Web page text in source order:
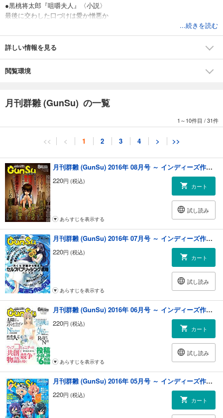
●黒桃将太郎『咀嚼夫人』〈小説〉
最後に交わした口づけは愛か憎悪か
●かわせひろし『太陽のホットライン』〈小説・連載第２回〉
最終選考へ！本格少年サッカーストーリー
●東方健太郎『不思議のアリス』〈小説〉
●菊地康之固有正弦波『拡張妄想力の掟』〈小説〉
妄想が生み出すサイコキネシス能力でバトル
●波野發作『カは宇宙貨物船のカ』〈小説〉
●新矢イチ『愛を知らぬ獅子王の物語』〈小説〉
ライオンの血を継ぐ種族の牙と爪による戦争譚
●浅野佑暉『奏でるということ』〈小説〉
●米田淳一『鉄研でいず３』〈小説・連載第１回〉
テツな女の子たちが約束の地へ向かう
●儚月響『妻は元ＡＶ嬢』〈小説〉
夫には決して知られたくない秘密
●蒼真怜『群雛』〈表紙イラスト〉
雛とタブレット
制作チーム：0.9Gravitation／宮比のん／原田晶文／晴海まどか／竹元か
つみ／鷹野凌
...続きを読む
詳しい情報を見る
閲覧環境
月刊群雛 (GunSu) の一覧
1～10件目 /31件
<< < 1 2 3 4 > >>
月刊群雛 (GunSu) 2016年 08月号 ～ インディーズ作家と読者を繋げるマガジン ～
220円 (税込)
カート
試し読み
あらすじを表示する
月刊群雛 (GunSu) 2016年 07月号 ～ インディーズ作家と読者を繋げるマガジン ～
220円 (税込)
カート
試し読み
あらすじを表示する
月刊群雛 (GunSu) 2016年 06月号 ～ インディーズ作家と読者を繋げるマガジン ～
220円 (税込)
カート
試し読み
あらすじを表示する
月刊群雛 (GunSu) 2016年 05月号 ～ インディーズ作家と読者を繋げるマガジン ～
220円 (税込)
カート